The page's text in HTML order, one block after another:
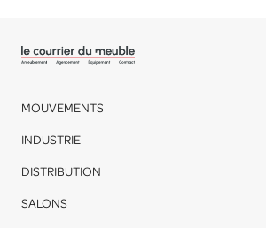
MOUVEMENTS
INDUSTRIE
DISTRIBUTION
SALONS